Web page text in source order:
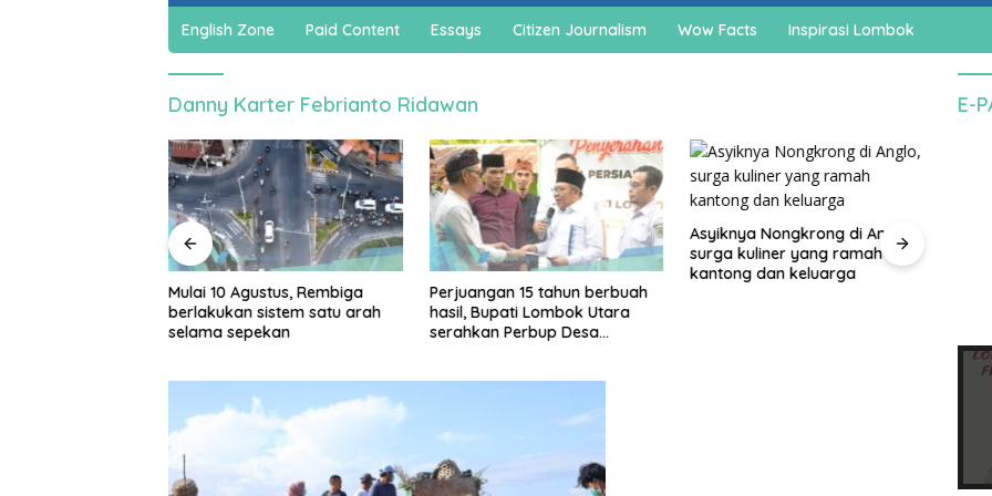
English Zone Paid Content Essays Citizen Journalism Wow Facts Inspirasi Lombok
Danny Karter Febrianto Ridawan
Mulai 10 Agustus, Rembiga
berlakukan sistem satu arah
selama sepekan
Perjuangan 15 tahun berbuah
hasil, Bupati Lombok Utara
serahkan Perbup Desa
Asyiknya Nongkrong di Anglo,
surga kuliner yang ramah
kantong dan keluarga
E-